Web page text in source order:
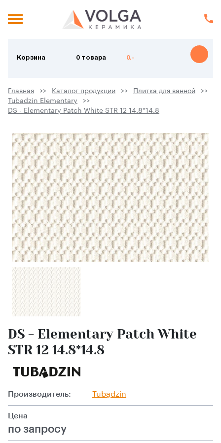
Корзина 0 товара 0.-
Главная Каталог продукции
Плитка для ванной
Tubadzin Elementary
DS - Elementary Patch White STR 12 14.8*14.8
DS - Elementary Patch White
STR 12 14.8*14.8
Производитель: Tubądzin
Цена
по запросу